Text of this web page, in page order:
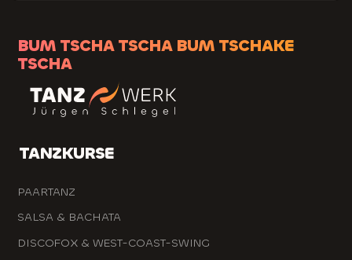
BUM TSCHA TSCHA BUM TSCHAKE
TSCHA
TANZKURSE
PAARTANZ
SALSA & BACHATA
DISCOFOX & WEST-COAST-SWING